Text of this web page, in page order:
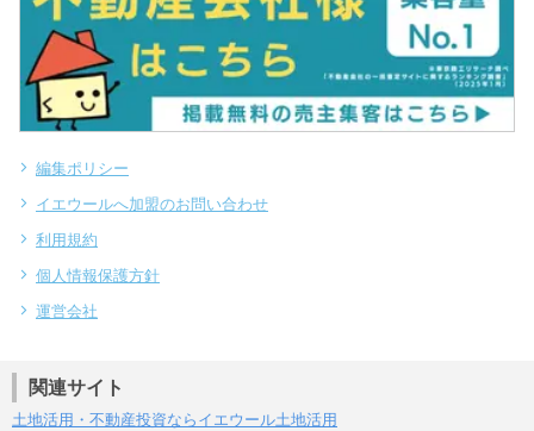
編集ポリシー
イエウールへ加盟のお問い合わせ
利用規約
個人情報保護方針
運営会社
関連サイト
土地活用・不動産投資ならイエウール土地活用